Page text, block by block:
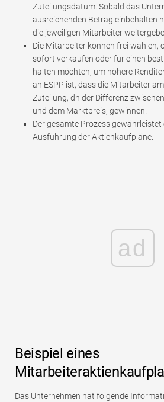
Zuteilungsdatum. Sobald das
ausreichenden Betrag einbehalten
die jeweiligen Mitarbeiter
Die Mitarbeiter können frei wählen,
sofort verkaufen oder für einen
halten möchten, um höhere
an ESPP ist, dass die Mitarbeiter
Zuteilung, dh der Differenz
und dem Marktpreis, gewinnen.
Der gesamte Prozess gewährleistet
Ausführung der Aktienkaufpläne.
ad
Beispiel eines
Das Unternehmen hat folgende